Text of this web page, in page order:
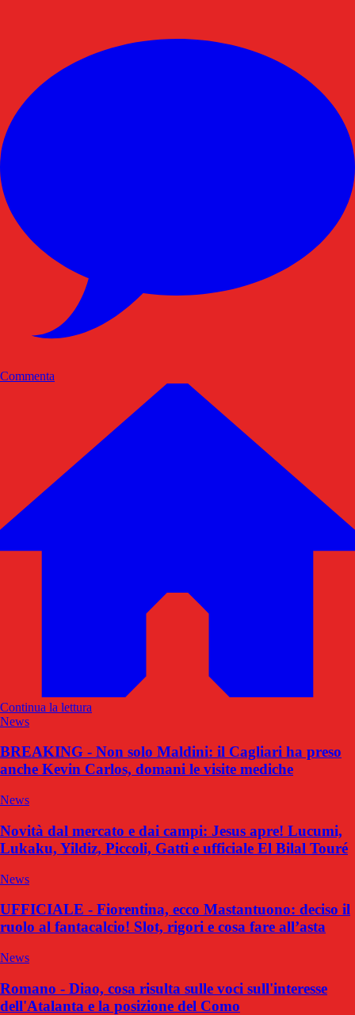
Commenta
Continua la lettura
News
BREAKING - Non solo Maldini: il Cagliari ha preso
anche Kevin Carlos, domani le visite mediche
News
Novità dal mercato e dai campi: Jesus apre! Lucumi,
Lukaku, Yildiz, Piccoli, Gatti e ufficiale El Bilal Touré
News
UFFICIALE - Fiorentina, ecco Mastantuono: deciso il
ruolo al fantacalcio! Slot, rigori e cosa fare all’asta
News
Romano - Diao, cosa risulta sulle voci sull'interesse
dell'Atalanta e la posizione del Como